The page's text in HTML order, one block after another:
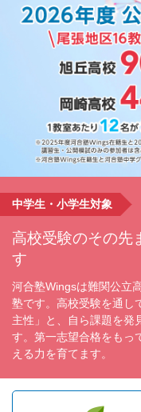
中学生・小学生対象
高校受験のその先
す
河合塾Wingsは難関公立
塾です。高校受験を通し
主性」と、自ら課題を発
す。第一志望合格をもっ
える力を育てます。